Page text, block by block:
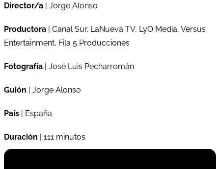
Director/a | Jorge Alonso
Productora | Canal Sur, LaNueva TV, LyO Media, Versus
Entertainment, Fila 5 Producciones
Fotografía | José Luis Pecharromán
Guión | Jorge Alonso
País | España
Duración | 111 minutos